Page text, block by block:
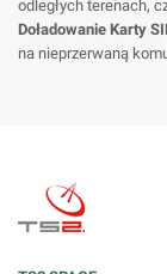
odległych terenach,
Doładowanie Karty
na nieprzerwaną